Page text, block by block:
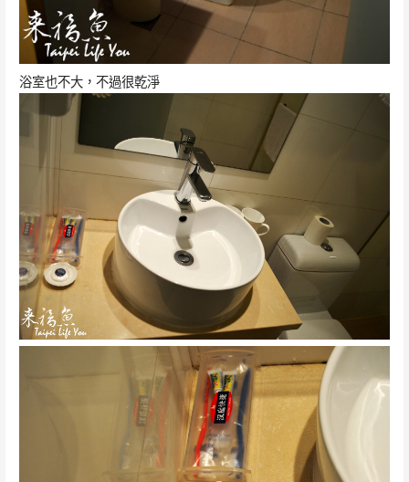
浴室也不大，不過很乾淨